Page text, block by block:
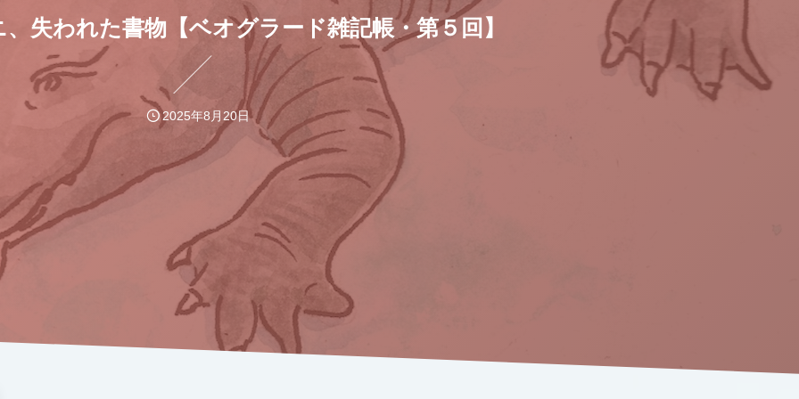
失われた書物【ベオグラード雑記帳・第５回】
2025年8月20日